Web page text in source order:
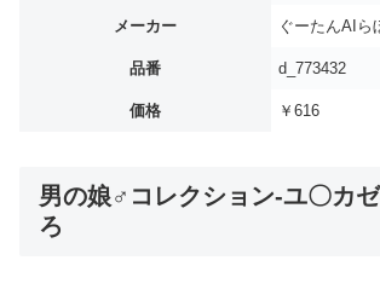
メーカー ぐーたんAI
品番 d_773432
価格 ￥616
男の娘♂コレクション-ユ〇カ
ろ